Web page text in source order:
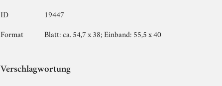
ID
19447
Format
Blatt: ca. 54,7 x 38; Einband: 55,5 x 40
Verschlagwortung